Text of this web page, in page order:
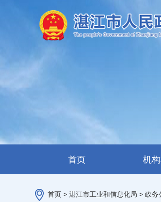
首页 机
首页 > 湛江市工业和信息化局 > 政务